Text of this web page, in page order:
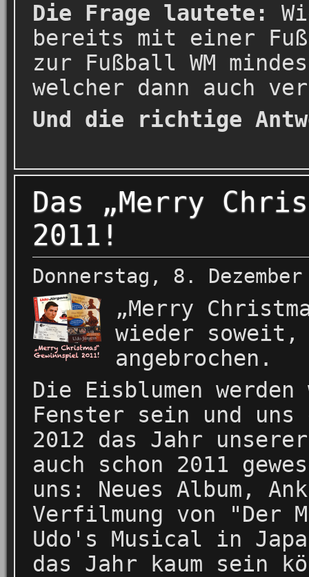
Die Frage lautete:
bereits mit einer
zur Fußball WM
welcher dann auch
Und die richtige
Das „Merry
2011!
Donnerstag, 8.
„Merry
wieder
angebrochen.
Die Eisblumen
Fenster sein und
2012 das Jahr
auch schon 2011
uns: Neues Album,
Verfilmung von "Der
Udo's Musical in
das Jahr kaum sein